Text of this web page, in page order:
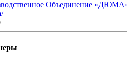
Объединение